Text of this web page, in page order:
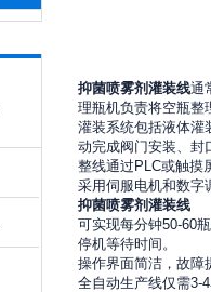
抑菌喷雾剂灌装线通
理瓶机负责将空瓶整
灌装系统包括液体灌
动完成阀门安装、封
整线通过 PLC或触摸
采用伺服电机和数字
抑菌喷雾剂灌装线
可实现每分钟50-60
停机等待时间。
操作界面简洁，故障
全自动生产线仅需3-4